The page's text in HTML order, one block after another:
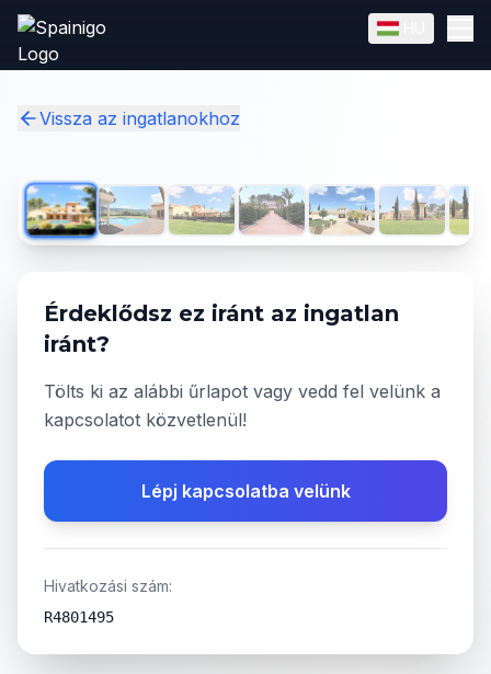
Skip to main content
Vissza az ingatlanokhoz
Érdeklődsz ez iránt az ingatlan
iránt?
Tölts ki az alábbi űrlapot vagy vedd fel velünk a
kapcsolatot közvetlenül!
Lépj kapcsolatba velünk
Hivatkozási szám:
R4801495